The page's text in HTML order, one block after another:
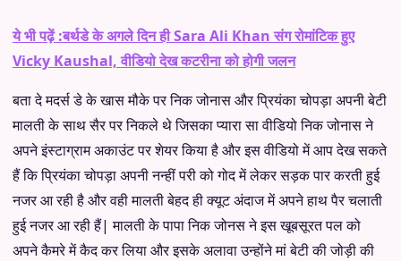
ये भी पढ़ें :बर्थडे के अगले दिन ही Sara Ali Khan संग रोमांटिक हुए
Vicky Kaushal, वीडियो देख कटरीना को होगी जलन
बता दे मदर्स डे के खास मौके पर निक जोनास और प्रियंका चोपड़ा अपनी बेटी
मालती के साथ सैर पर निकले थे जिसका प्यारा सा वीडियो निक जोनास ने
अपने इंस्टाग्राम अकाउंट पर शेयर किया है और इस वीडियो में आप देख सकते
हैं कि प्रियंका चोपड़ा अपनी नन्हीं परी को गोद में लेकर सड़क पार करती हुई
नजर आ रही है और वही मालती बेहद ही क्यूट अंदाज में अपने हाथ पैर चलाती
हुई नजर आ रही हैं| मालती के पापा निक जोनस ने इस खूबसूरत पल को
अपने कैमरे में कैद कर लिया और इसके अलावा उन्होंने मां बेटी की जोड़ी की